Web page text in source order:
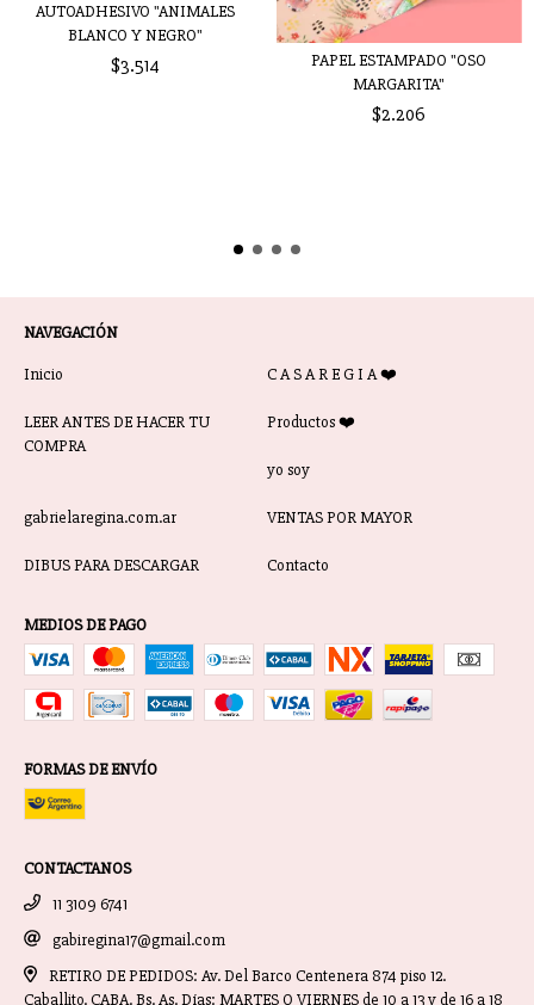
AUTOADHESIVO "ANIMALES
BLANCO Y NEGRO"
$3.514
PAPEL ESTAMPADO "OSO
MARGARITA"
$2.206
NAVEGACIÓN
Inicio C A S A R E G I A ❤️
LEER ANTES DE HACER TU
COMPRA
Productos ❤️
yo soy
gabrielaregina.com.ar VENTAS POR MAYOR
DIBUS PARA DESCARGAR Contacto
MEDIOS DE PAGO
FORMAS DE ENVÍO
CONTACTANOS
11 3109 6741
gabiregina17@gmail.com
RETIRO DE PEDIDOS: Av. Del Barco Centenera 874 piso 12.
Caballito. CABA. Bs. As. Días: MARTES O VIERNES de 10 a 13 y de 16 a 18